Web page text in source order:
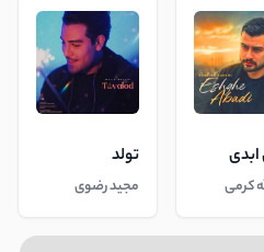
کرمی
تولد
مجید رضوی